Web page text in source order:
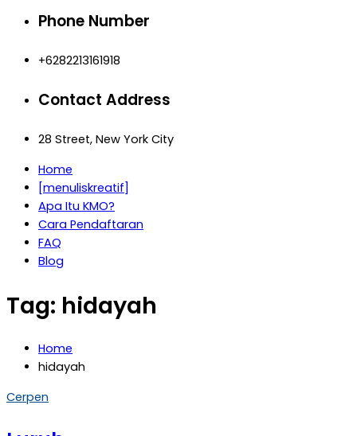
Phone Number
+6282213161918
Contact Address
28 Street, New York City
Home
[menuliskreatif]
Apa Itu KMO?
Cara Pendaftaran
FAQ
Blog
Tag: hidayah
Home
hidayah
Cerpen